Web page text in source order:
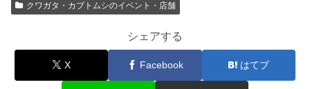
クワガタ・カブトムシのイベント・店舗
シェアする
X Facebook はてブ